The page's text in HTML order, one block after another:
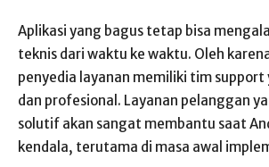
Aplikasi yang bagus tetap bisa
teknis dari waktu ke waktu. Oleh
penyedia layanan memiliki tim support
dan profesional. Layanan pelanggan
solutif akan sangat membantu saat
kendala, terutama di masa awal